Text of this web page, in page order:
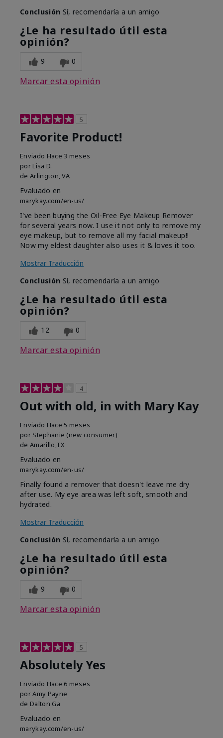
Conclusión Sí, recomendaría a un amigo
¿Le ha resultado útil esta
opinión?
9 0
Marcar esta opinión
5
Favorite Product!
Enviado Hace 3 meses
por Lisa D.
de Arlington, VA
Evaluado en
marykay.com/en-us/
I've been buying the Oil-Free Eye Makeup Remover
for several years now. I use it not only to remove my
eye makeup, but to remove all my facial makeup!!
Now my eldest daughter also uses it & loves it too.
Mostrar Traducción
Conclusión Sí, recomendaría a un amigo
¿Le ha resultado útil esta
opinión?
12 0
Marcar esta opinión
4
Out with old, in with Mary Kay
Enviado Hace 5 meses
por Stephanie (new consumer)
de Amarillo,TX
Evaluado en
marykay.com/en-us/
Finally found a remover that doesn't leave me dry
after use. My eye area was left soft, smooth and
hydrated.
Mostrar Traducción
Conclusión Sí, recomendaría a un amigo
¿Le ha resultado útil esta
opinión?
9 0
Marcar esta opinión
5
Absolutely Yes
Enviado Hace 6 meses
porAmy Payne
de Dalton Ga
Evaluado en
marykay.com/en-us/